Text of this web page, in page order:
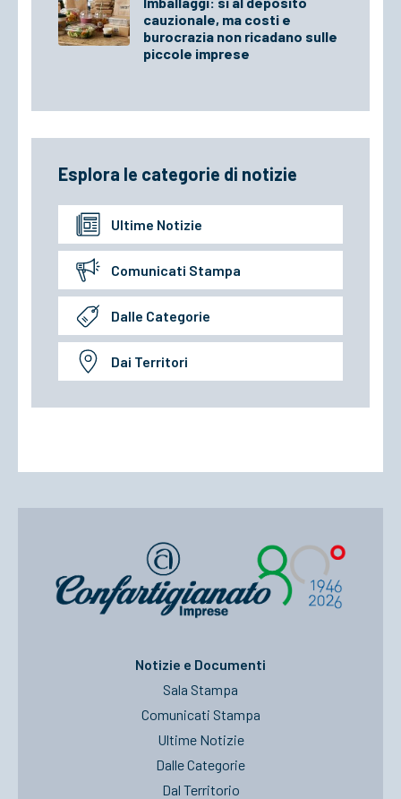
cauzionale, ma costi e
burocrazia non ricadano sulle
piccole imprese
Esplora le categorie di notizie
Ultime Notizie
Comunicati Stampa
Dalle Categorie
Dai Territori
Notizie e Documenti
Sala Stampa
Comunicati Stampa
Ultime Notizie
Dalle Categorie
Dal Territorio